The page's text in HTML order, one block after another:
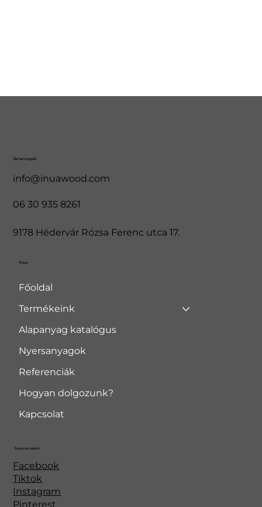
Elérhetőségeink
info@inuawood.com
06 30 935 8261
9178 Hédervár Rózsa Ferenc utca 17.
Menü
Főoldal
Termékeink
Alapanyag katalógus
Nyersanyagok
Referenciák
Hogyan dolgozunk?
Kapcsolat
Facebook
Tiktok
Instagram
Pinterest
Kövessen minket